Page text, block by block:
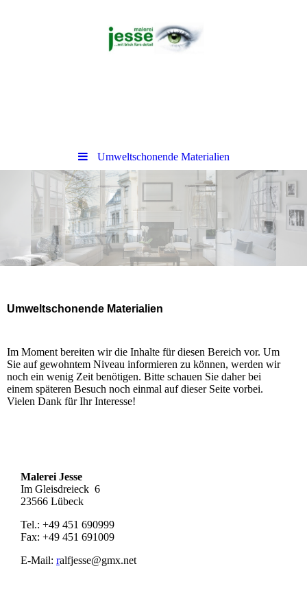
Umweltschonende Materialien
Umweltschonende Materialien
Im Moment bereiten wir die Inhalte für diesen Bereich vor. Um
Sie auf gewohntem Niveau informieren zu können, werden wir
noch ein wenig Zeit benötigen. Bitte schauen Sie daher bei
einem späteren Besuch noch einmal auf dieser Seite vorbei.
Vielen Dank für Ihr Interesse!
Malerei Jesse
Im Gleisdreieck 6
23566 Lübeck
Tel.: +49 451 690999
Fax: +49 451 691009
E-Mail: ralfjesse@gmx.net